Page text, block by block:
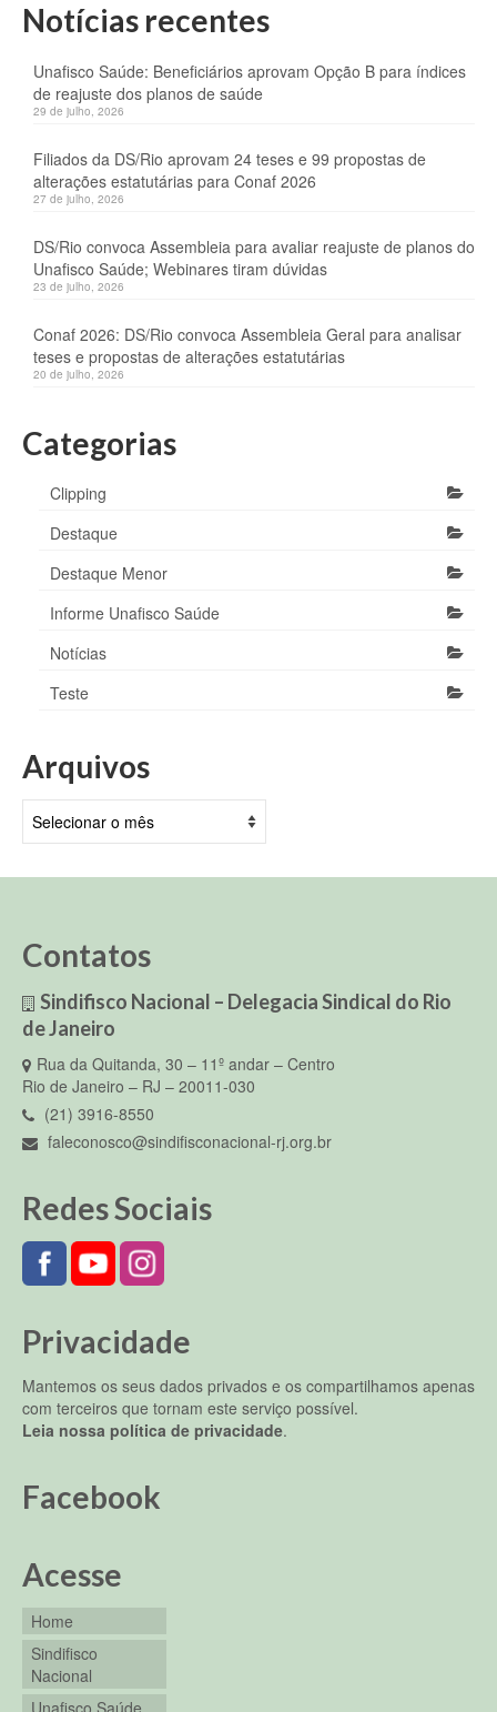
Notícias recentes
Unafisco Saúde: Beneficiários aprovam Opção B para índices
de reajuste dos planos de saúde
29 de julho, 2026
Filiados da DS/Rio aprovam 24 teses e 99 propostas de
alterações estatutárias para Conaf 2026
27 de julho, 2026
DS/Rio convoca Assembleia para avaliar reajuste de planos do
Unafisco Saúde; Webinares tiram dúvidas
23 de julho, 2026
Conaf 2026: DS/Rio convoca Assembleia Geral para analisar
teses e propostas de alterações estatutárias
20 de julho, 2026
Categorias
Clipping
Destaque
Destaque Menor
Informe Unafisco Saúde
Notícias
Teste
Arquivos
Contatos
Sindifisco Nacional – Delegacia Sindical do Rio
de Janeiro
Rua da Quitanda, 30 – 11º andar – Centro
Rio de Janeiro – RJ – 20011-030
(21) 3916-8550
faleconosco@sindifisconacional-rj.org.br
Redes Sociais
Privacidade
Mantemos os seus dados privados e os compartilhamos apenas
com terceiros que tornam este serviço possível.
Leia nossa política de privacidade.
Facebook
Acesse
Home
Sindifisco
Nacional
Unafisco Saúde